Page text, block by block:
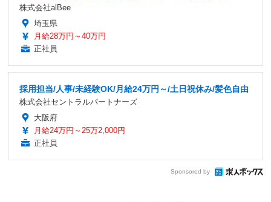
株式会社alBee
埼玉県
月給28万円～40万円
正社員
採用担当/人事/未経験OK/月給24万円～/土日祝休み/髪色自由
株式会社セントラルパートナーズ
大阪府
月給24万円～25万2,000円
正社員
Sponsored by